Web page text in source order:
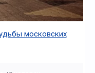
московских